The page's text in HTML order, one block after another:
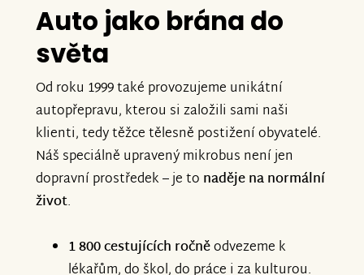
Auto jako brána do
světa
Od roku 1999 také provozujeme unikátní
autopřepravu, kterou si založili sami naši
klienti, tedy těžce tělesně postižení obyvatelé.
Náš speciálně upravený mikrobus není jen
dopravní prostředek – je to naděje na normální
život.
1 800 cestujících ročněodvezeme k